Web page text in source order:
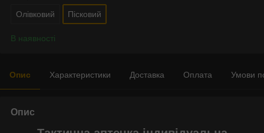
Олівковий Пісковий
В наявності
Опис Характеристики Доставка Оплата Умови
Опис